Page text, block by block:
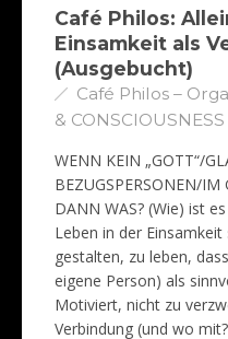
Café Philos:
Einsamkeit als
(Ausgebucht)
Café Philos –
& CONSCIOUSNESS
WENN KEIN „GOTT“/
BEZUGSPERSONEN/IM
DANN WAS? (Wie) ist
Leben in der
gestalten, zu leben,
eigene Person) als
Motiviert, nicht zu
Verbindung (und wo